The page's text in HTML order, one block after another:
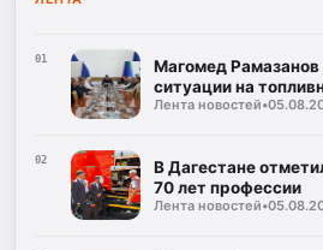
01
Магомед
ситуации на
Лента новостей•
02
В Дагестане
70 лет профессии
Лента новостей•